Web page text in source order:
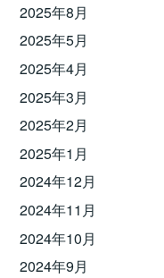
2025年8月
2025年5月
2025年4月
2025年3月
2025年2月
2025年1月
2024年12月
2024年11月
2024年10月
2024年9月